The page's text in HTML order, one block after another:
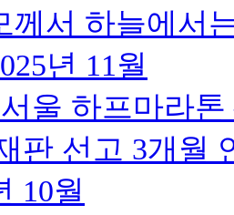
께서 하늘에서
년 11월
울 하프마라톤
판 선고 3개월
10월